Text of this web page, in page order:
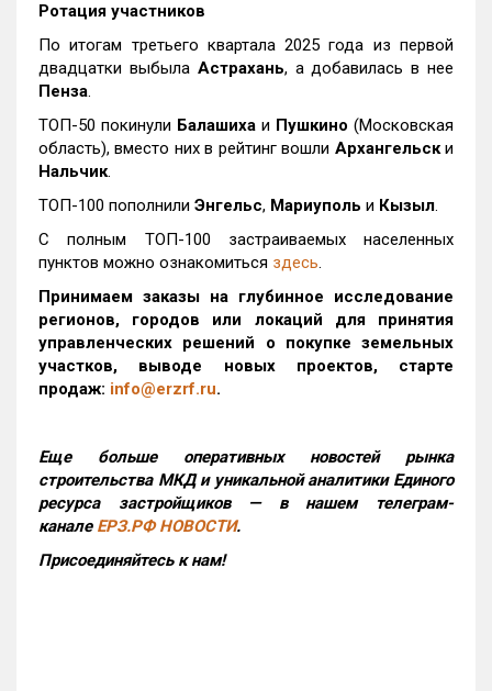
Ротация участников
По итогам третьего квартала 2025 года из первой
двадцатки выбыла Астрахань, а добавилась в нее
Пенза.
ТОП-50 покинули Балашиха и Пушкино (Московская
область), вместо них в рейтинг вошли Архангельски
Нальчик.
ТОП-100 пополнили Энгельс, Мариуполь и Кызыл.
С полным ТОП-100 застраиваемых населенных
пунктов можно ознакомиться здесь.
Принимаем заказы на глубинное исследование
регионов, городов или локаций для принятия
управленческих решений о покупке земельных
участков, выводе новых проектов, старте
продаж: info@erzrf.ru.
Еще больше оперативных новостей рынка
строительства МКД и уникальной аналитики Единого
ресурса застройщиков — в нашем телеграм-
канале ЕРЗ.РФ НОВОСТИ.
Присоединяйтесь к нам!